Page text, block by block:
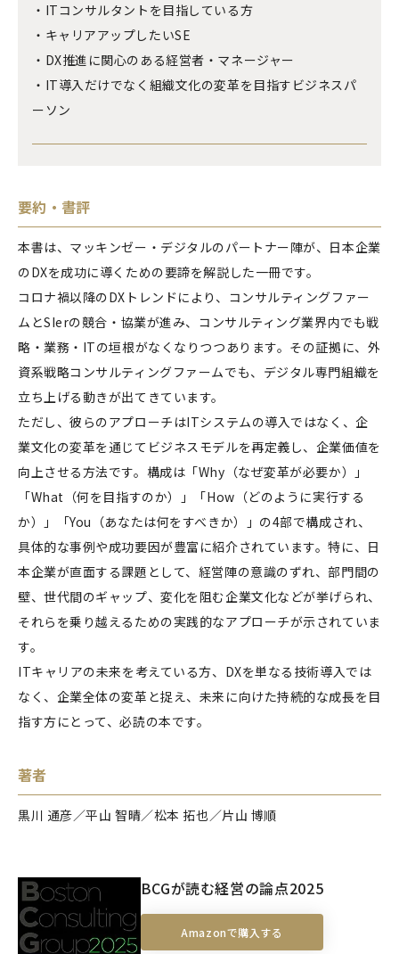
・ITコンサルタントを目指している方
・キャリアアップしたいSE
・DX推進に関心のある経営者・マネージャー
・IT導入だけでなく組織文化の変革を目指すビジネスパ
ーソン
要約・書評
本書は、マッキンゼー・デジタルのパートナー陣が、日本企業
のDXを成功に導くための要諦を解説した一冊です。
コロナ禍以降のDXトレンドにより、コンサルティングファー
ムとSIerの競合・協業が進み、コンサルティング業界内でも戦
略・業務・ITの垣根がなくなりつつあります。その証拠に、外
資系戦略コンサルティングファームでも、デジタル専門組織を
立ち上げる動きが出てきています。
ただし、彼らのアプローチはITシステムの導入ではなく、企
業文化の変革を通じてビジネスモデルを再定義し、企業価値を
向上させる方法です。構成は「Why（なぜ変革が必要か）」
「What（何を目指すのか）」「How（どのように実行する
か）」「You（あなたは何をすべきか）」の4部で構成され、
具体的な事例や成功要因が豊富に紹介されています。特に、日
本企業が直面する課題として、経営陣の意識のずれ、部門間の
壁、世代間のギャップ、変化を阻む企業文化などが挙げられ、
それらを乗り越えるための実践的なアプローチが示されていま
す。
ITキャリアの未来を考えている方、DXを単なる技術導入では
なく、企業全体の変革と捉え、未来に向けた持続的な成長を目
指す方にとって、必読の本です。
著者
黒川 通彦／平山 智晴／松本 拓也／片山 博順
BCGが読む経営の論点2025
Amazonで購入する